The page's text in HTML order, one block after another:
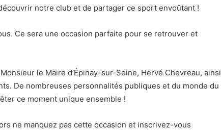
notre club et de partager ce sport envoûtant !
Ce sera une occasion parfaite pour se retrouver et
le Maire d’Épinay-sur-Seine, Hervé Chevreau, ainsi
De nombreuses personnalités publiques et du monde du
ce moment unique ensemble !
ne manquez pas cette occasion et inscrivez-vous